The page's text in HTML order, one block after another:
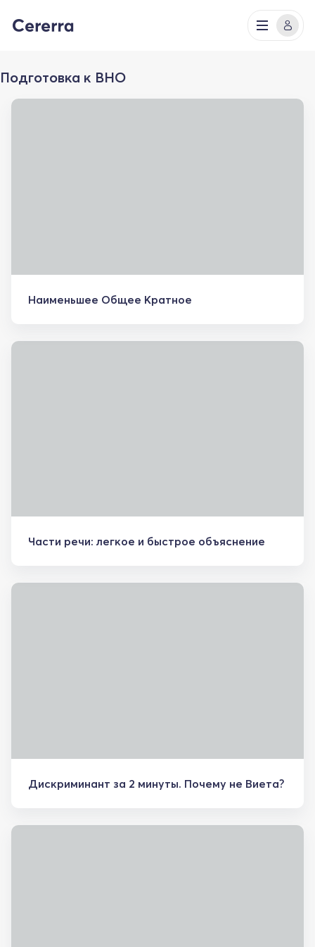
Подготовка к ВНО
Наименьшее Общее Кратное
Части речи: легкое и быстрое объяснение
Дискриминант за 2 минуты. Почему не Виета?